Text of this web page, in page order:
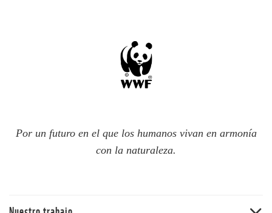
Por un futuro en el que los humanos vivan en armonía
con la naturaleza.